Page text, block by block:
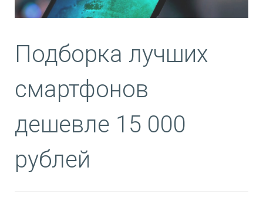
Подборка лучших
смартфонов
дешевле 15 000
рублей